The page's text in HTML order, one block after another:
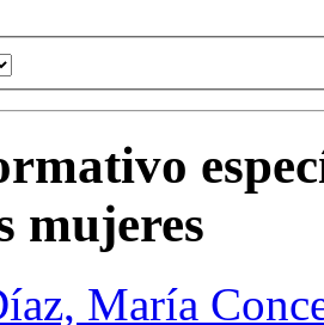
mujeres
María